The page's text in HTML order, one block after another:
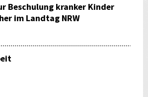
Beschulung kranker Kinder
im Landtag NRW